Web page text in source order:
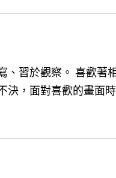
、習於觀察。 喜歡著
決，面對喜歡的畫面